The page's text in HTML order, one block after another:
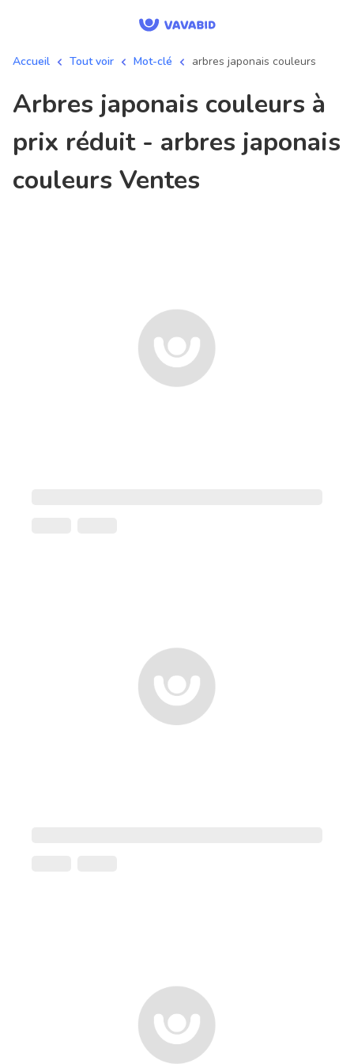
Accueil Tout voir Mot-clé arbres japonais couleurs
arbres japonais couleurs à
prix réduit - arbres japonais
couleurs Ventes